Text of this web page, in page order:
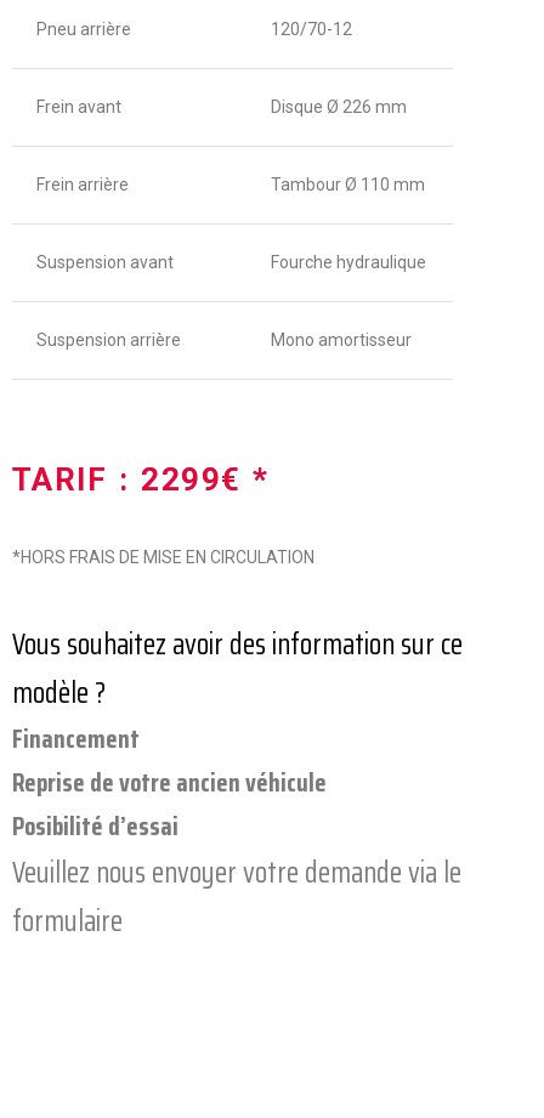
Pneu arrière 120/70-12
Frein avant Disque Ø 226 mm
Frein arrière Tambour Ø 110 mm
Suspension avant Fourche hydraulique
Suspension arrière Mono amortisseur
TARIF : 2299€ *
*HORS FRAIS DE MISE EN CIRCULATION
Vous souhaitez avoir des information sur ce
modèle ?
Financement
Reprise de votre ancien véhicule
Posibilité d’essai
Veuillez nous envoyer votre demande via le
formulaire